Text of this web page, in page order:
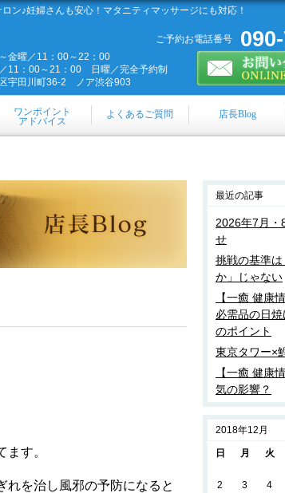
ン♪妊婦さんも安心！マタニティマッサージにも対応！
ご予約お電話番号
金曜／11：00～22：00
11：00～21：00 日曜／完全予約制
宇田川町36-2 ノア渋谷903
ワンポイント
アドバイス
よくあるご質問 店長Blog
す。
れを治し風邪の予防になると
最近の記事
2026年7月・
せ
挑戦の基準は
か」じゃない
【一癒 健康
必需品の日
のポイント
東京タワー×
【一癒 健康
気の影響？
2018年12月
日 月 火
2
3 4